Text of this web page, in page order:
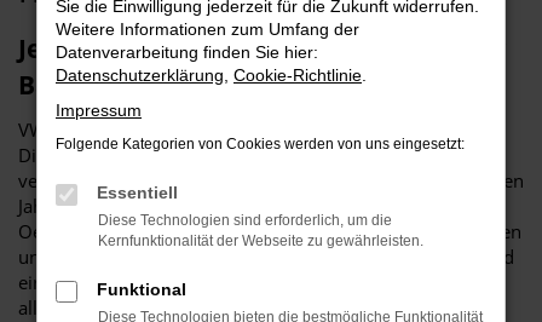
Jetzt günstig Einsteigen in Ihren VW für
Bad Oeynhausen
VW und Bad Oeynhausen – das passt einfach zusammen.
Dieser Meinung sind auch wir vom Autohaus Meier und
verkaufen die Fahrzeuge dieses Herstellers bereits seit vielen
Jahrzehnten in der Region. In der Umgebung von Bad
Oeynhausen kennt man uns bereits seit mehr als 100 Jahren
und bis heute sind wir unserer Tradition treu geblieben und
ein Familienbetrieb. Warum wir auf VW schwören? Vor
allem, weil dieser Hersteller bis ins kleinste Detail auf
Sie die Einwilligung jederzeit für die Zukunft widerrufen.
Weitere Informationen zum Umfang der
Datenverarbeitung finden Sie hier:
Datenschutzerklärung Cookie-Richtlinie
Impressum
Folgende Kategorien von Cookies werden von uns eingesetzt:
Essentiell
Diese Technologien sind erforderlich, um die
Kernfunktionalität der Webseite zu gewährleisten.
Funktional
Diese Technologien bieten die bestmögliche Funktionalität